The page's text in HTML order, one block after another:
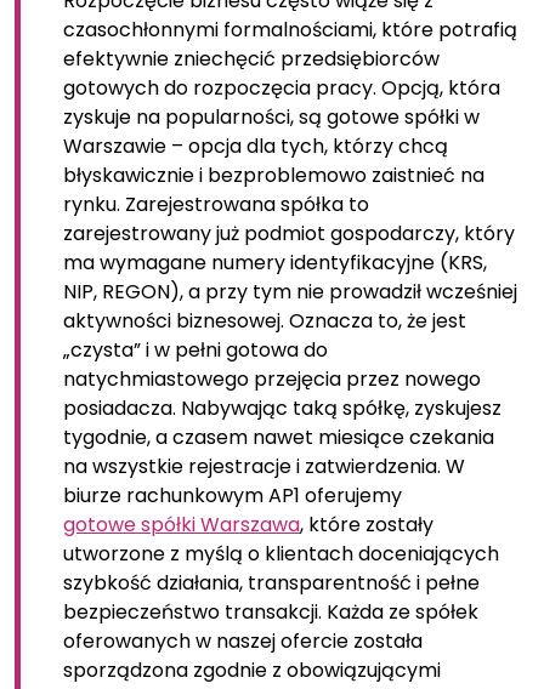
czasochłonnymi formalnościami, które potrafią
efektywnie zniechęcić przedsiębiorców
gotowych do rozpoczęcia pracy. Opcją, która
zyskuje na popularności, są gotowe spółki w
Warszawie – opcja dla tych, którzy chcą
błyskawicznie i bezproblemowo zaistnieć na
rynku. Zarejestrowana spółka to
zarejestrowany już podmiot gospodarczy, który
ma wymagane numery identyfikacyjne (KRS,
NIP, REGON), a przy tym nie prowadził wcześniej
aktywności biznesowej. Oznacza to, że jest
„czysta” i w pełni gotowa do
natychmiastowego przejęcia przez nowego
posiadacza. Nabywając taką spółkę, zyskujesz
tygodnie, a czasem nawet miesiące czekania
na wszystkie rejestracje i zatwierdzenia. W
biurze rachunkowym AP1 oferujemy
gotowe spółki Warszawa, które zostały
utworzone z myślą o klientach doceniających
szybkość działania, transparentność i pełne
bezpieczeństwo transakcji. Każda ze spółek
oferowanych w naszej ofercie została
sporządzona zgodnie z obowiązującymi